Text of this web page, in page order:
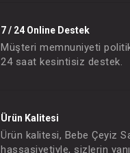
7 / 24 Online Destek
Müşteri memnuniyeti
24 saat kesintisiz destek.
Ürün Kalitesi
Ürün kalitesi, Bebe Çeyiz
hassasiyetiyle, sizlerin